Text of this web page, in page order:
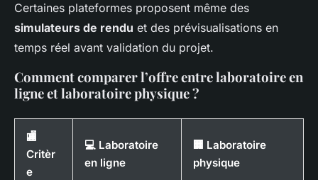
Certaines plateformes proposent même des
simulateurs de rendu et des prévisualisations en
temps réel avant validation du projet.
Comment comparer l’offre entre laboratoire en
ligne et laboratoire physique ?
🏬
Critèr
e
💻 Laboratoire
en ligne
🏢 Laboratoire
physique